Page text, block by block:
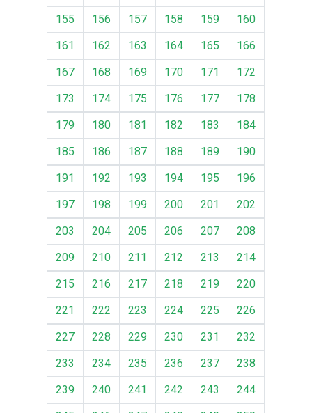
155
156 157 158 159
160
161
162 163 164 165
166
167
168 169 170 171
172
173
174 175 176 177
178
179
180 181 182 183
184
185
186 187 188 189
190
191
192 193 194 195
196
197
198 199 200 201
202
203
204 205 206 207
208
209
210 211 212 213
214
215
216 217 218 219
220
221
222 223 224 225
226
227
228 229 230 231
232
233
234 235 236 237
238
239
240 241 242 243
244